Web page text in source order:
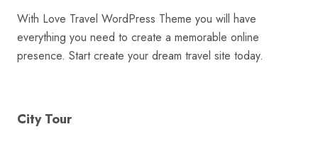
With Love Travel WordPress Theme you will have
everything you need to create a memorable online
presence. Start create your dream travel site today.
City Tour